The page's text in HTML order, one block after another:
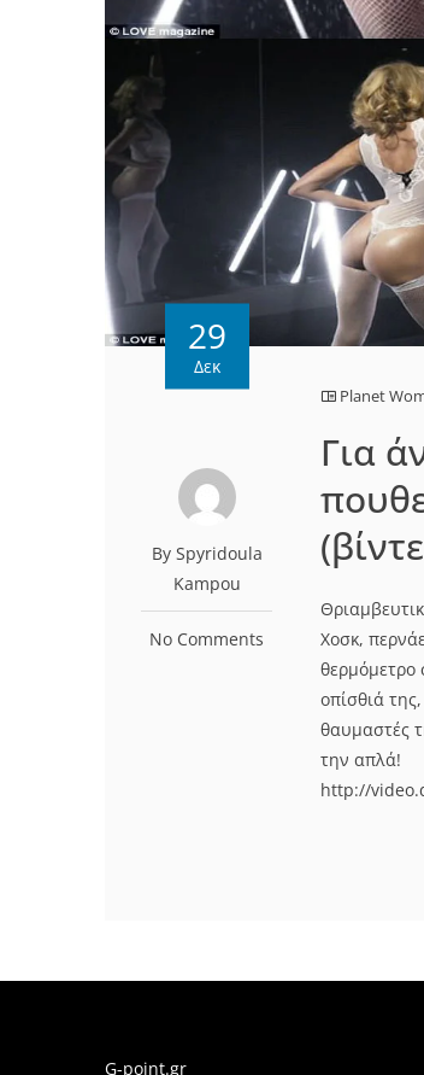
29
Δεκ
By Spyridoula
Kampou
No Comments
Planet
Για
Χοσκ,
θερμόμετρο
οπίσθιά
θαυμαστές
την απλά!
http://
G-point.gr